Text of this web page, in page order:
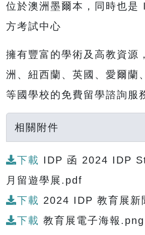
位於澳洲墨爾本，同時也是
方考試中心
擁有豐富的學術及高教資源
洲、紐西蘭、英國、愛爾蘭
等國學校的免費留學諮詢服
相關附件
下載 IDP 函 2024 IDP
月留遊學展.pdf
下載 2024 IDP 教育展新
下載 教育展電子海報.png